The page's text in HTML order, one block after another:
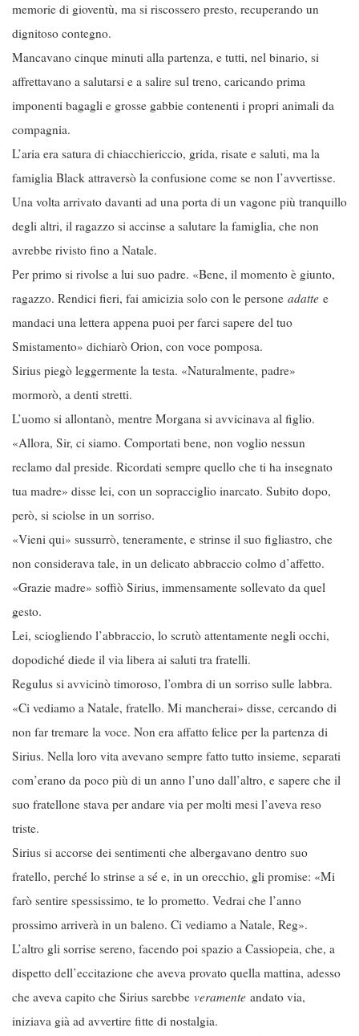
memorie di gioventù, ma si riscossero presto, recuperando un
dignitoso contegno.
Mancavano cinque minuti alla partenza, e tutti, nel binario, si
affrettavano a salutarsi e a salire sul treno, caricando prima
imponenti bagagli e grosse gabbie contenenti i propri animali da
compagnia.
L’aria era satura di chiacchiericcio, grida, risate e saluti, ma la
famiglia Black attraversò la confusione come se non l’avvertisse.
Una volta arrivato davanti ad una porta di un vagone più tranquillo
degli altri, il ragazzo si accinse a salutare la famiglia, che non
avrebbe rivisto fino a Natale.
Per primo si rivolse a lui suo padre. «Bene, il momento è giunto,
ragazzo. Rendici fieri, fai amicizia solo con le persone adatte e
mandaci una lettera appena puoi per farci sapere del tuo
Smistamento» dichiarò Orion, con voce pomposa.
Sirius piegò leggermente la testa. «Naturalmente, padre»
mormorò, a denti stretti.
L’uomo si allontanò, mentre Morgana si avvicinava al figlio.
«Allora, Sir, ci siamo. Comportati bene, non voglio nessun
reclamo dal preside. Ricordati sempre quello che ti ha insegnato
tua madre» disse lei, con un sopracciglio inarcato. Subito dopo,
però, si sciolse in un sorriso.
«Vieni qui» sussurrò, teneramente, e strinse il suo figliastro, che
non considerava tale, in un delicato abbraccio colmo d’affetto.
«Grazie madre» soffiò Sirius, immensamente sollevato da quel
gesto.
Lei, sciogliendo l’abbraccio, lo scrutò attentamente negli occhi,
dopodiché diede il via libera ai saluti tra fratelli.
Regulus si avvicinò timoroso, l’ombra di un sorriso sulle labbra.
«Ci vediamo a Natale, fratello. Mi mancherai» disse, cercando di
non far tremare la voce. Non era affatto felice per la partenza di
Sirius. Nella loro vita avevano sempre fatto tutto insieme, separati
com’erano da poco più di un anno l’uno dall’altro, e sapere che il
suo fratellone stava per andare via per molti mesi l’aveva reso
triste.
Sirius si accorse dei sentimenti che albergavano dentro suo
fratello, perché lo strinse a sé e, in un orecchio, gli promise: «Mi
farò sentire spessissimo, te lo prometto. Vedrai che l’anno
prossimo arriverà in un baleno. Ci vediamo a Natale, Reg».
L’altro gli sorrise sereno, facendo poi spazio a Cassiopeia, che, a
dispetto dell’eccitazione che aveva provato quella mattina, adesso
che aveva capito che Sirius sarebbe veramente andato via,
iniziava già ad avvertire fitte di nostalgia.